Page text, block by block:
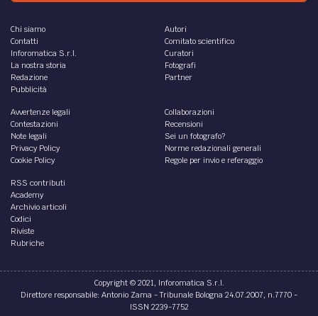
Chi siamo
Contatti
Inforomatica S.r.l.
La nostra storia
Redazione
Pubblicità
Autori
Comitato scientifico
Curatori
Fotografi
Partner
Avvertenze legali
Contestazioni
Note legali
Privacy Policy
Cookie Policy
Collaborazioni
Recensioni
Sei un fotografo?
Norme redazionali generali
Regole per invio e referaggio
RSS contributi
Academy
Archivio articoli
Codici
Riviste
Rubriche
Copyright © 2021, Inforomatica S.r.l.
Direttore responsabile: Antonio Zama - Tribunale Bologna 24.07.2007, n.7770 -
ISSN 2239-7752